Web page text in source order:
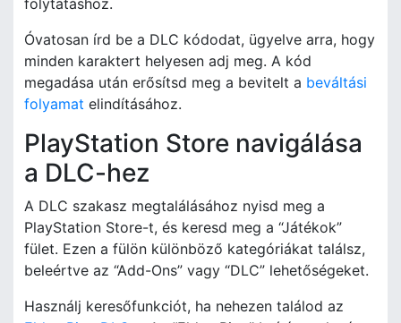
folytatáshoz.
Óvatosan írd be a DLC kódodat, ügyelve arra, hogy
minden karaktert helyesen adj meg. A kód
megadása után erősítsd meg a bevitelt a beváltási
folyamat elindításához.
PlayStation Store navigálása
a DLC-hez
A DLC szakasz megtalálásához nyisd meg a
PlayStation Store-t, és keresd meg a “Játékok”
fület. Ezen a fülön különböző kategóriákat találsz,
beleértve az “Add-Ons” vagy “DLC” lehetőségeket.
Használj keresőfunkciót, ha nehezen találod az